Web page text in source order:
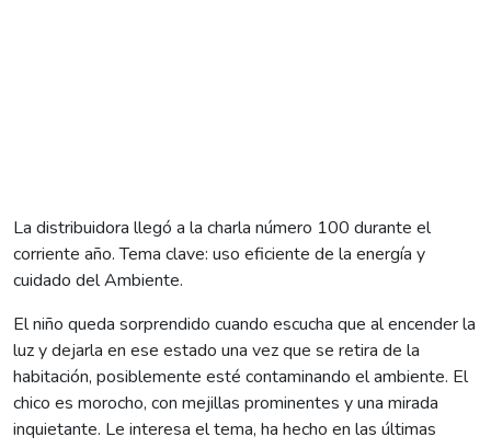
La distribuidora llegó a la charla número 100 durante el
corriente año. Tema clave: uso eficiente de la energía y
cuidado del Ambiente.
El niño queda sorprendido cuando escucha que al encender la
luz y dejarla en ese estado una vez que se retira de la
habitación, posiblemente esté contaminando el ambiente. El
chico es morocho, con mejillas prominentes y una mirada
inquietante. Le interesa el tema, ha hecho en las últimas